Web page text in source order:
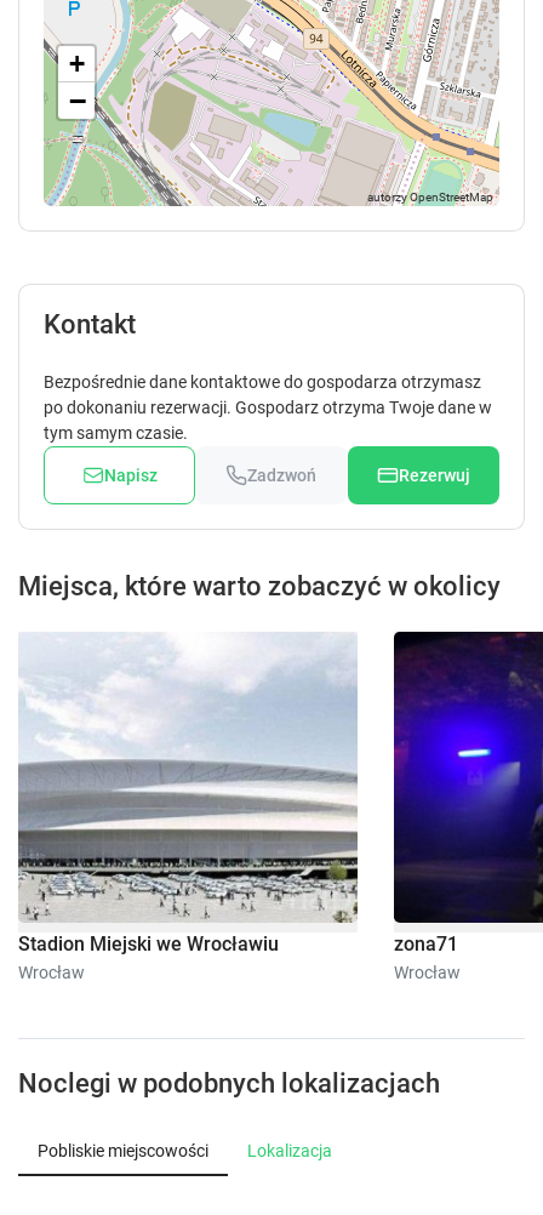
+
−
Kontakt
Bezpośrednie dane kontaktowe do gospodarza otrzymasz
po dokonaniu rezerwacji. Gospodarz otrzyma Twoje dane w
tym samym czasie.
Napisz Zadzwoń Rezerwuj
Miejsca, które warto zobaczyć w okolicy
Stadion Miejski we Wrocławiu
Wrocław
zona71
Wrocław
Noclegi w podobnych lokalizacjach
Pobliskie miejscowości Lokalizacja